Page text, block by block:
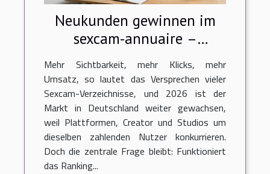
Neukunden gewinnen im
sexcam-annuaire –
funktioniert das ranking?
Mehr Sichtbarkeit, mehr Klicks, mehr
Umsatz, so lautet das Versprechen vieler
Sexcam-Verzeichnisse, und 2026 ist der
Markt in Deutschland weiter gewachsen,
weil Plattformen, Creator und Studios um
dieselben zahlenden Nutzer konkurrieren.
Doch die zentrale Frage bleibt: Funktioniert
das Ranking...